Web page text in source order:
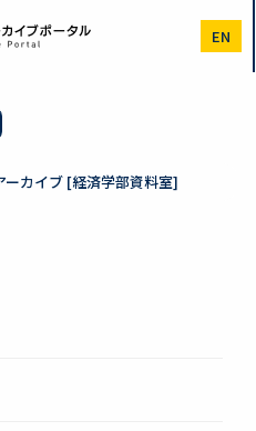
EN
ーカイブ [経済学部資料室]